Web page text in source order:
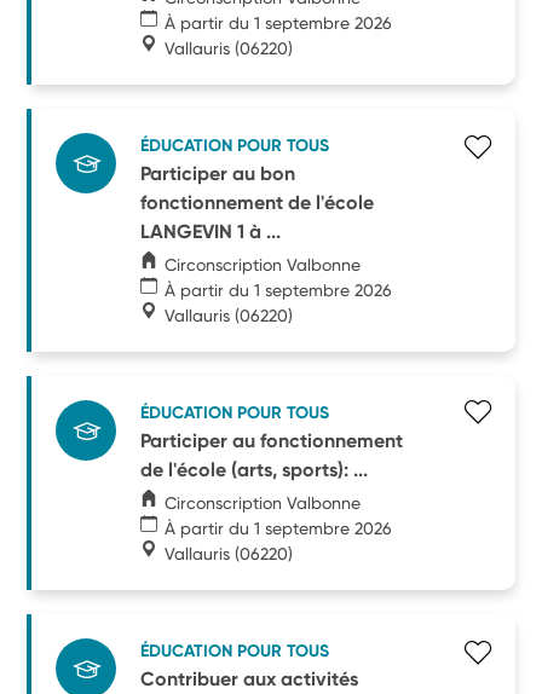
À partir du 1 septembre 2026
Vallauris (06220)
ÉDUCATION POUR TOUS
Participer au bon
fonctionnement de l'école
LANGEVIN 1 à ...
Circonscription Valbonne
À partir du 1 septembre 2026
Vallauris (06220)
ÉDUCATION POUR TOUS
Participer au fonctionnement
de l'école (arts, sports): ...
Circonscription Valbonne
À partir du 1 septembre 2026
Vallauris (06220)
ÉDUCATION POUR TOUS
Contribuer aux activités